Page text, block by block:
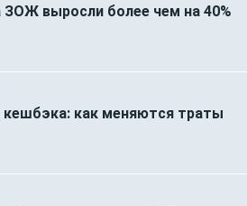
ЗОЖ выросли более чем на 40%
кешбэка: как меняются траты